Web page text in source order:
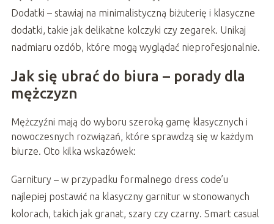
Dodatki – stawiaj na minimalistyczną biżuterię i klasyczne
dodatki, takie jak delikatne kolczyki czy zegarek. Unikaj
nadmiaru ozdób, które mogą wyglądać nieprofesjonalnie.
Jak się ubrać do biura – porady dla
mężczyzn
Mężczyźni mają do wyboru szeroką gamę klasycznych i
nowoczesnych rozwiązań, które sprawdzą się w każdym
biurze. Oto kilka wskazówek:
Garnitury – w przypadku formalnego dress code’u
najlepiej postawić na klasyczny garnitur w stonowanych
kolorach, takich jak granat, szary czy czarny. Smart casual